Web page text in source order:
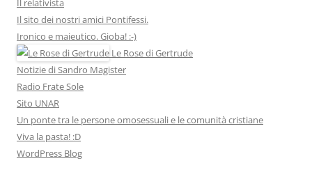
Il relativista
Il sito dei nostri amici Pontifessi.
Ironico e maieutico. Gioba! :-)
Le Rose di Gertrude
Notizie di Sandro Magister
Radio Frate Sole
Sito UNAR
Un ponte tra le persone omosessuali e le comunità cristiane
Viva la pasta! :D
WordPress Blog